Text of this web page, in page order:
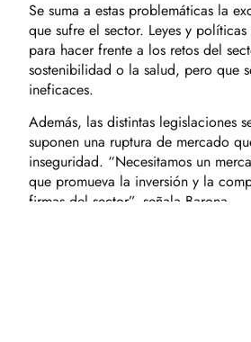
Se suma a estas problemáticas la
que sufre el sector. Leyes y
para hacer frente a los retos del
sostenibilidad o la salud, pero que
ineficaces.
Además, las distintas legislaciones
suponen una ruptura de mercado
inseguridad. “Necesitamos un
que promueva la inversión y la
firmas del sector”, señala Barona.